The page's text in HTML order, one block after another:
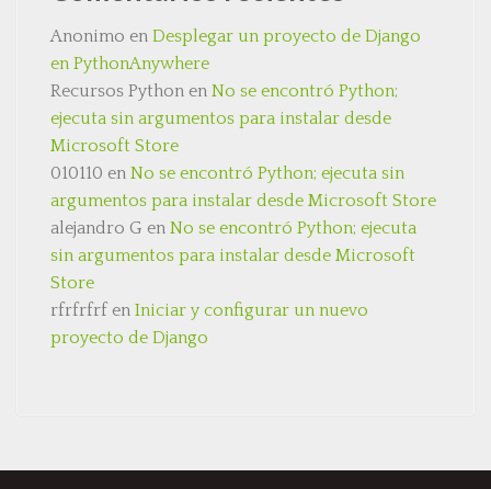
Anonimo en Desplegar un proyecto de Django
en PythonAnywhere
Recursos Python en No se encontró Python;
ejecuta sin argumentos para instalar desde
Microsoft Store
010110 en No se encontró Python; ejecuta sin
argumentos para instalar desde Microsoft Store
alejandro G en No se encontró Python; ejecuta
sin argumentos para instalar desde Microsoft
Store
rfrfrfrf en Iniciar y configurar un nuevo
proyecto de Django